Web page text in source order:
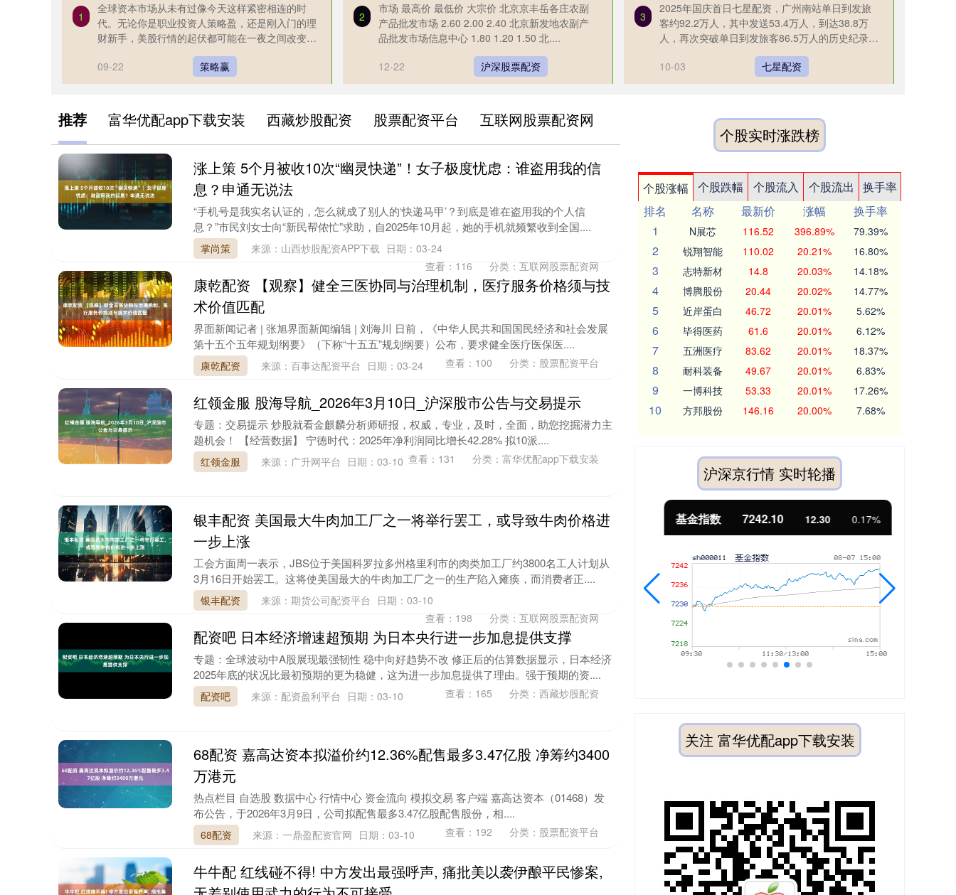
1
全球资本市场从未有过像今天这样紧密相连的时
代。无论你是职业投资人策略盈，还是刚入门的理
财新手，美股行情的起伏都可能在一夜之间改变全
球资本格局。从美联储的利率决策....
09-22
策略赢
2
市场 最高价 最低价 大宗价 北京京丰岳各庄农副
产品批发市场 2.60 2.00 2.40 北京新发地农副产
品批发市场信息中心 1.80 1.20 1.50 北....
12-22
沪深股票配资
3
2025年国庆首日七星配资，广州南站单日到发旅
客约92.2万人，其中发送53.4万人，到达38.8万
人，再次突破单日到发旅客86.5万人的历史纪录。
10-03
七星配资
推荐 富华优配app下载安装 西藏炒股配资 股票配资平台 互联网股票配资网
涨上策 5个月被收10次“幽灵快递”！女子极度忧虑：谁盗用我的信
息？申通无说法
“手机号是我实名认证的，怎么就成了别人的‘快递马甲’？到底是谁在盗用我的个人信
息？”市民刘女士向“新民帮侬忙”求助，自2025年10月起，她的手机就频繁收到全国....
掌尚策 来源：山西炒股配资APP下载 日期：03-24
查看： 116 分类： 互联网股票配资网
康乾配资 【观察】健全三医协同与治理机制，医疗服务价格须与技
术价值匹配
界面新闻记者 | 张旭界面新闻编辑 | 刘海川 日前，《中华人民共和国国民经济和社会发展
第十五个五年规划纲要》（下称“十五五”规划纲要）公布，要求健全医疗医保医....
康乾配资 来源：百事达配资平台 日期：03-24 查看： 100 分类： 股票配资平台
红领金服 股海导航_2026年3月10日_沪深股市公告与交易提示
专题：交易提示 炒股就看金麒麟分析师研报，权威，专业，及时，全面，助您挖掘潜力主
题机会！ 【经营数据】 宁德时代：2025年净利润同比增长42.28% 拟10派....
红领金服 来源：广升网平台 日期：03-10 查看： 131 分类： 富华优配app下载安装
银丰配资 美国最大牛肉加工厂之一将举行罢工，或导致牛肉价格进
一步上涨
工会方面周一表示，JBS位于美国科罗拉多州格里利市的肉类加工厂约3800名工人计划从
3月16日开始罢工。这将使美国最大的牛肉加工厂之一的生产陷入瘫痪，而消费者正....
银丰配资 来源：期货公司配资平台 日期：03-10
查看： 198 分类： 互联网股票配资网
配资吧 日本经济增速超预期 为日本央行进一步加息提供支撑
专题：全球波动中A股展现最强韧性 稳中向好趋势不改 修正后的估算数据显示，日本经济
2025年底的状况比最初预期的更为稳健，这为进一步加息提供了理由。强于预期的资....
配资吧 来源：配资盈利平台 日期：03-10 查看： 165 分类： 西藏炒股配资
68配资 嘉高达资本拟溢价约12.36%配售最多3.47亿股 净筹约3400
万港元
热点栏目 自选股 数据中心 行情中心 资金流向 模拟交易 客户端 嘉高达资本（01468）发
布公告，于2026年3月9日，公司拟配售最多3.47亿股配售股份，相....
68配资 来源：一鼎盈配资官网 日期：03-10 查看： 192 分类： 股票配资平台
牛牛配 红线碰不得! 中方发出最强呼声, 痛批美以袭伊酿平民惨案,
个股实时涨跌榜
个股涨幅 个股跌幅 个股流入 个股流出
换手率
排名
名称 最新价 涨幅
换手率
1
N展芯 116.52 396.89% 79.39%
2 锐翔智能 110.02 20.21% 16.80%
3 志特新材 14.8 20.03% 14.18%
4 博腾股份 20.44 20.02% 14.77%
5 近岸蛋白 46.72 20.01% 5.62%
6 毕得医药 61.6 20.01% 6.12%
7 五洲医疗 83.62 20.01% 18.37%
8 耐科装备 49.67 20.01% 6.83%
9 一博科技 53.33 20.01% 17.26%
10 方邦股份 146.16 20.00% 7.68%
沪深京行情 实时轮播
0.93% 北证50 1134.24 11.37 1.01% 创业板指 3563.12 47.56 1.35% 基金指数 7242.10 12.30 0.17%
关注 富华优配app下载安装